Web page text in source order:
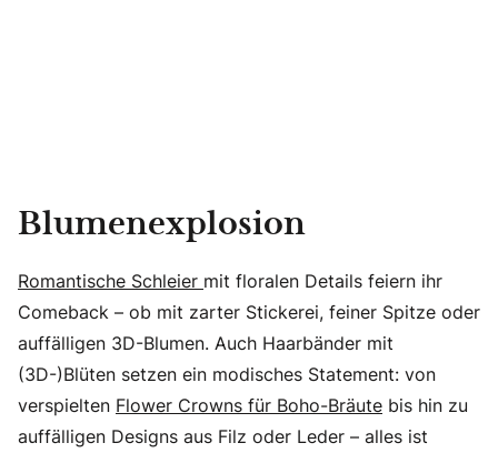
Blumenexplosion
Romantische Schleier mit floralen Details feiern ihr
Comeback – ob mit zarter Stickerei, feiner Spitze oder
auffälligen 3D-Blumen. Auch Haarbänder mit
(3D-)Blüten setzen ein modisches Statement: von
verspielten Flower Crowns für Boho-Bräute bis hin zu
auffälligen Designs aus Filz oder Leder – alles ist